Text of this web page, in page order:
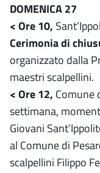
DOMENICA 27
< Ore 10,
Cerimonia di
organizzato dalla
maestri scalpellini.
< Ore 12, Comune
settimana,
Giovani
al Comune di
scalpellini Filippo